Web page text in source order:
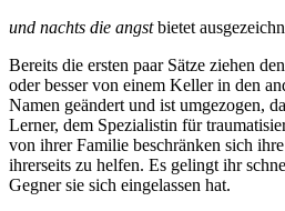
und nachts die angstbietet
Bereits die ersten paar Sätze ziehen
oder besser von einem Keller in den
Namen geändert und ist umgezogen,
Lerner, dem Spezialistin für
von ihrer Familie beschränken sich
ihrerseits zu helfen. Es gelingt ihr
Gegner sie sich eingelassen hat.